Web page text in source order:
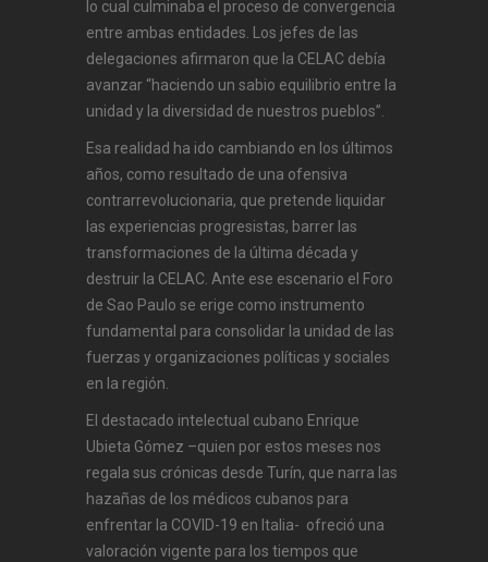
lo cual culminaba el proceso de convergencia
entre ambas entidades. Los jefes de las
delegaciones afirmaron que la CELAC debía
avanzar “haciendo un sabio equilibrio entre la
unidad y la diversidad de nuestros pueblos”.
Esa realidad ha ido cambiando en los últimos
años, como resultado de una ofensiva
contrarrevolucionaria, que pretende liquidar
las experiencias progresistas, barrer las
transformaciones de la última década y
destruir la CELAC. Ante ese escenario el Foro
de Sao Paulo se erige como instrumento
fundamental para consolidar la unidad de las
fuerzas y organizaciones políticas y sociales
en la región.
El destacado intelectual cubano Enrique
Ubieta Gómez –quien por estos meses nos
regala sus crónicas desde Turín, que narra las
hazañas de los médicos cubanos para
enfrentar la COVID-19 en Italia- ofreció una
valoración vigente para los tiempos que